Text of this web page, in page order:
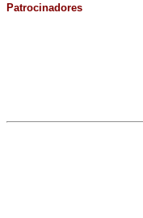
Patrocinadores